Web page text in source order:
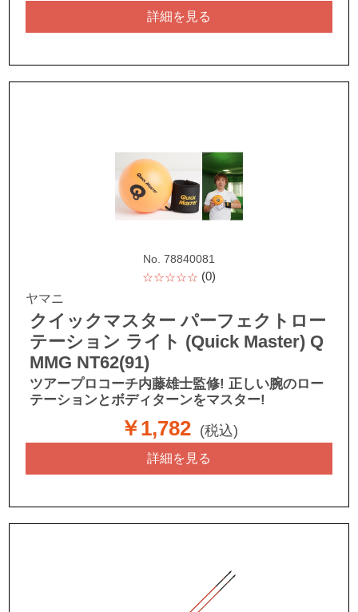
詳細を見る
No. 78840081
☆☆☆☆☆ (0)
ヤマニ
クイックマスター パーフェクトロー
テーション ライト (Quick Master) Q
MMG NT62(91)
ツアープロコーチ内藤雄士監修! 正しい腕のロー
テーションとボディターンをマスター!
￥1,782 (税込)
詳細を見る